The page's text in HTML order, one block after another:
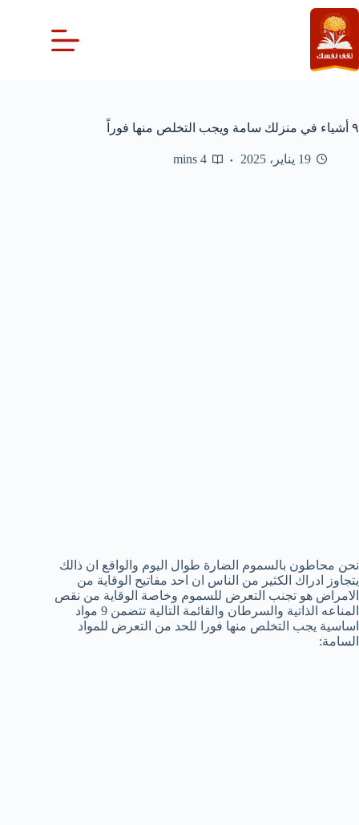
التجاوز
إلى
المحتوى
٩ أشياء في منزلك سامة ويجب التخلص منها فوراً
19 يناير، 2025 4 mins
نحن محاطون بالسموم الضارة طوال اليوم والواقع ان ذالك
يتجاوز ادراك الكثير من الناس ان احد مفاتيح الوقاية من
الامراض هو تجنب التعرض للسموم وخاصة الوقاية من نقص
المناعه الذاتية والسرطان والقائمة التالية تتضمن 9 مواد
اساسية يجب التخلص منها فورا للحد من التعرض للمواد
السامة: